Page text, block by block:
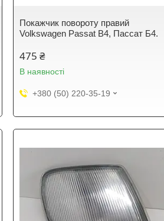
Покажчик повороту правий
Volkswagen Passat B4, Пассат Б4.
475 ₴
В наявності
+380 (50) 220-35-19